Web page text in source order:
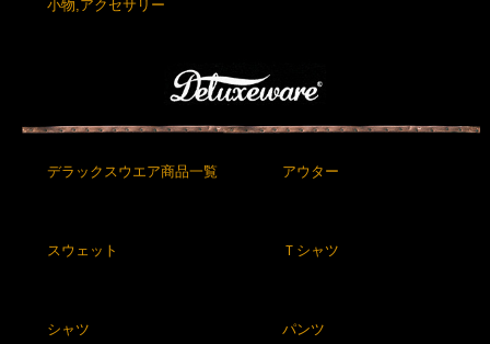
小物,アクセサリー
デラックスウエア商品一覧 アウター
スウェット Ｔシャツ
シャツ パンツ